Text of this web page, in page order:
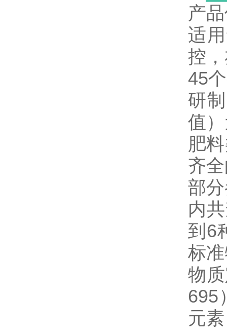
产
适
控
45
研
值
肥
齐
部
内
到6
标
物
695
元